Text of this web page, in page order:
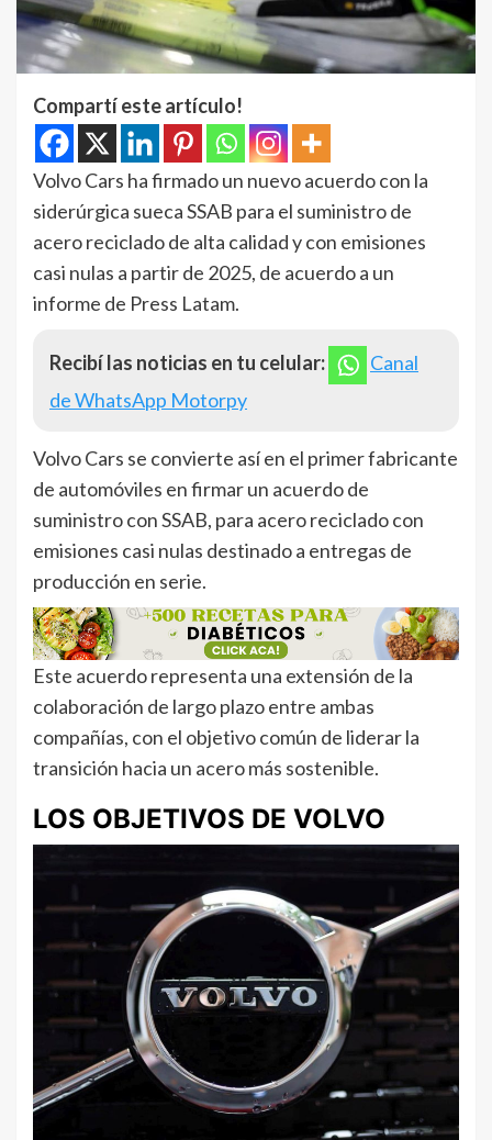
Compartí este artículo!
Volvo Cars ha firmado un nuevo acuerdo con la
siderúrgica sueca SSAB para el suministro de
acero reciclado de alta calidad y con emisiones
casi nulas a partir de 2025, de acuerdo a un
informe de Press Latam.
Recibí las noticias en tu celular:
Canal
de WhatsApp Motorpy
Volvo Cars se convierte así en el primer fabricante
de automóviles en firmar un acuerdo de
suministro con SSAB, para acero reciclado con
emisiones casi nulas destinado a entregas de
producción en serie.
Este acuerdo representa una extensión de la
colaboración de largo plazo entre ambas
compañías, con el objetivo común de liderar la
transición hacia un acero más sostenible.
LOS OBJETIVOS DE VOLVO